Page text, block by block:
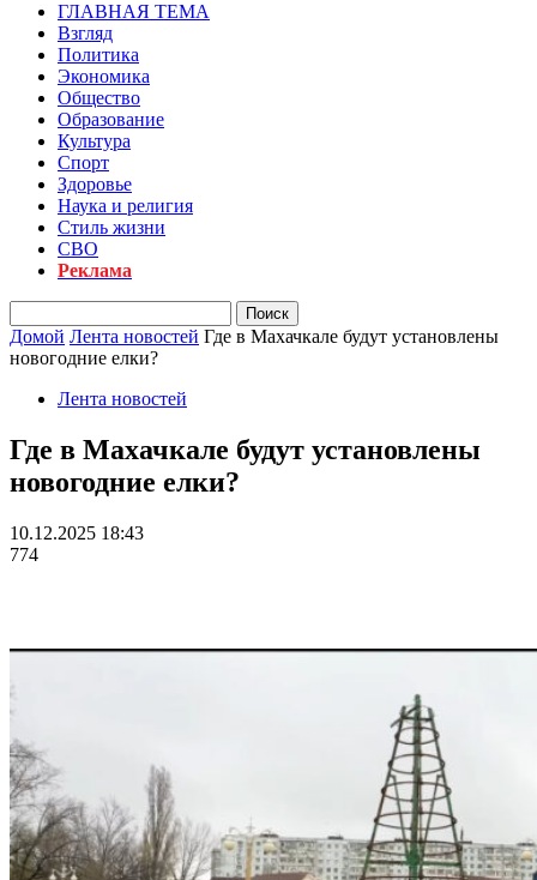
ГЛАВНАЯ ТЕМА
Взгляд
Политика
Экономика
Общество
Образование
Культура
Спорт
Здоровье
Наука и религия
Стиль жизни
СВО
Реклама
Домой Лента новостей Где в Махачкале будут установлены
новогодние елки?
Лента новостей
Где в Махачкале будут установлены
новогодние елки?
10.12.2025 18:43
774